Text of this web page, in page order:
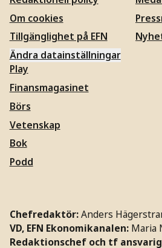
Om cookies
Tillgänglighet på EFN
Ändra datainställningar
Play
Finansmagasinet
Börs
Vetenskap
Bok
Podd
Chefredaktör:Anders
VD, EFN Ekonomikanalen: Maria
Redaktionschef och tf